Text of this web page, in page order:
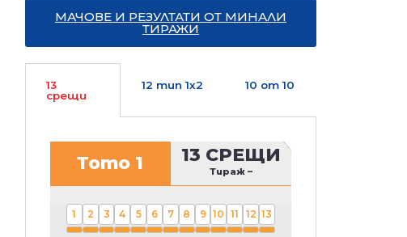
МАЧОВЕ И РЕЗУЛТАТИ ОТ МИНАЛИ
ТИРАЖИ
13
срещи
12 тип 1х2 10 от 10
Тото 1 13 СРЕЩИ
Тираж –
1 2 3 4 5 6 7 8 9 10 11 12 13